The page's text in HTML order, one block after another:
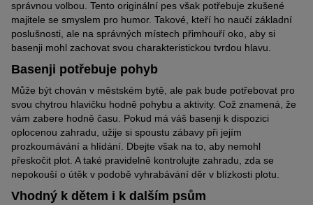
správnou volbou. Tento originální pes však potřebuje zkušené
majitele se smyslem pro humor. Takové, kteří ho naučí základní
poslušnosti, ale na správných místech přimhouří oko, aby si
basenji mohl zachovat svou charakteristickou tvrdou hlavu.
Basenji potřebuje pohyb
Může být chován v městském bytě, ale pak bude potřebovat pro
svou chytrou hlavičku hodně pohybu a aktivity. Což znamená, že
vám zabere hodně času. Pokud má váš basenji k dispozici
oplocenou zahradu, užije si spoustu zábavy při jejím
prozkoumávání a hlídání. Dbejte však na to, aby nemohl
přeskočit plot. A také pravidelně kontrolujte zahradu, zda se
nepokouší o útěk v podobě vyhrabávání děr v blízkosti plotu.
Vhodný k dětem i k dalším psům